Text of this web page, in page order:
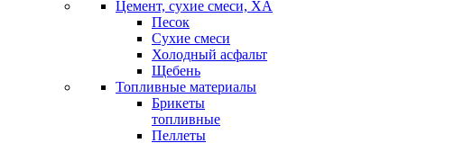
Цемент, сухие смеси, ХА
Песок
Сухие смеси
Холодный асфальт
Щебень
Топливные материалы
Брикеты
топливные
Пеллеты